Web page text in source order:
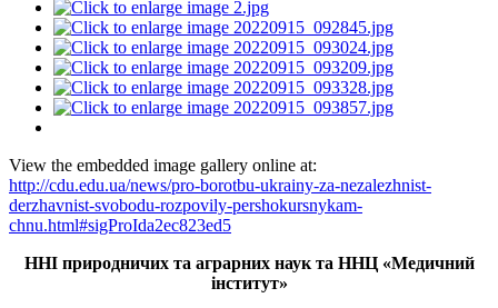
View the embedded image gallery online at:
http://cdu.edu.ua/news/pro-borotbu-ukrainy-za-nezalezhnist-
derzhavnist-svobodu-rozpovily-pershokursnykam-
chnu.html#sigProIda2ec823ed5
ННІ природничих та аграрних наук та ННЦ «Медичний
інститут»